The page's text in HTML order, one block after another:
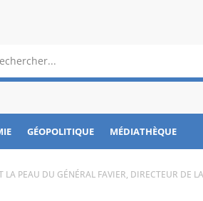
GÉOPOLITIQUE MÉDIATHÈQUE
PEAU DU GÉNÉRAL FAVIER, DIRECTEUR DE LA